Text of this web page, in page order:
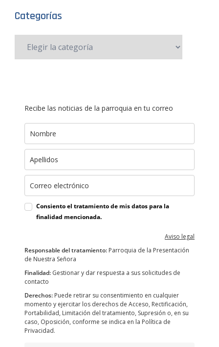
Categorías
Recibe las noticias de la parroquia en tu correo
Consiento el tratamiento de mis datos para la
finalidad mencionada.
Aviso legal
Responsable del tratamiento: Parroquia de la Presentación
de Nuestra Señora
Finalidad: Gestionar y dar respuesta a sus solicitudes de
contacto
Derechos: Puede retirar su consentimiento en cualquier
momento y ejercitar los derechos de Acceso, Rectificación,
Portabilidad, Limitación del tratamiento, Supresión o, en su
caso, Oposición, conforme se indica en la Política de
Privacidad.